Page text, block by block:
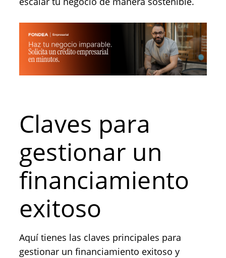
Claves para
gestionar un
financiamiento
exitoso
Aquí tienes las claves principales para
gestionar un financiamiento exitoso y